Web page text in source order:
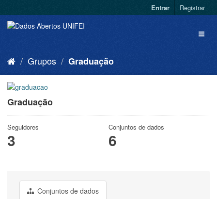
Entrar Registrar
Grupos Graduação
Graduação
Seguidores
3
Conjuntos de dados
6
Conjuntos de dados